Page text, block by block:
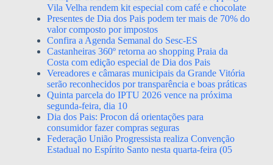
Vila Velha rendem kit especial com café e chocolate
Presentes de Dia dos Pais podem ter mais de 70% do
valor composto por impostos
Confira a Agenda Semanal do Sesc-ES
Castanheiras 360º retorna ao shopping Praia da
Costa com edição especial de Dia dos Pais
Vereadores e câmaras municipais da Grande Vitória
serão reconhecidos por transparência e boas práticas
Quinta parcela do IPTU 2026 vence na próxima
segunda-feira, dia 10
Dia dos Pais: Procon dá orientações para
consumidor fazer compras seguras
Federação União Progressista realiza Convenção
Estadual no Espírito Santo nesta quarta-feira (05